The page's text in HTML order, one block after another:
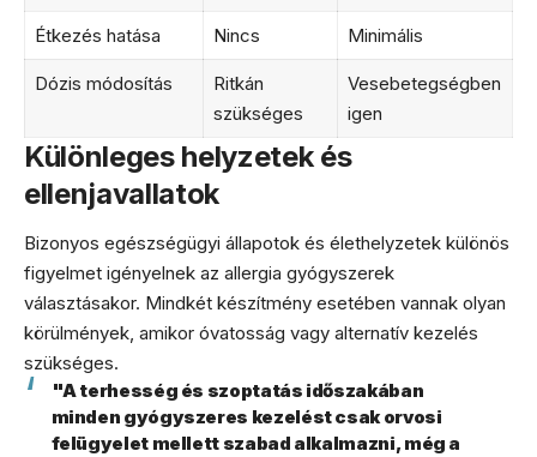
Étkezés hatása Nincs Minimális
Dózis módosítás
Ritkán
szükséges
Vesebetegségben
igen
Különleges helyzetek és
ellenjavallatok
Bizonyos egészségügyi állapotok és élethelyzetek különös
figyelmet igényelnek az allergia gyógyszerek
választásakor. Mindkét készítmény esetében vannak olyan
körülmények, amikor óvatosság vagy alternatív kezelés
szükséges.
"A terhesség és szoptatás időszakában
minden gyógyszeres kezelést csak orvosi
felügyelet mellett szabad alkalmazni, még a